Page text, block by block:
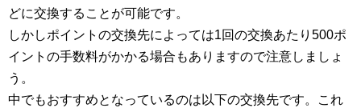
どに交換することが可能です。
しかしポイントの交換先によっては1回の交換あたり500ポ
イントの手数料がかかる場合もありますので注意しましょ
う。
中でもおすすめとなっているのは以下の交換先です。これ